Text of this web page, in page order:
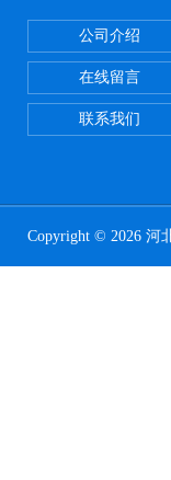
公司介绍
在线留言
联系我们
Copyright © 2026 河